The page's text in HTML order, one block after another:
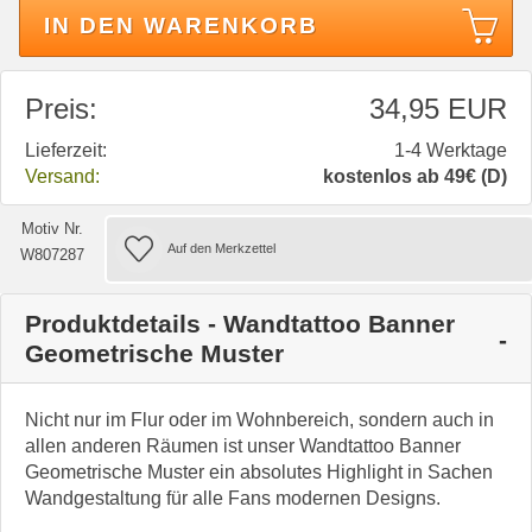
IN DEN WARENKORB
Preis: 34,95 EUR
Lieferzeit:
1-4 Werktage
Versand:
kostenlos ab 49€ (D)
Motiv Nr.
W807287
Produktdetails - Wandtattoo Banner
Geometrische Muster
Nicht nur im Flur oder im Wohnbereich, sondern auch in
allen anderen Räumen ist unser Wandtattoo Banner
Geometrische Muster ein absolutes Highlight in Sachen
Wandgestaltung für alle Fans modernen Designs.